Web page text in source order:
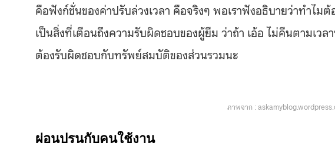
คือฟังก์ชั่นของค่าปรับล่วงเวลา คือจริงๆ พอเราฟังอธิบายว่าทำไม
เป็นสิ่งที่เตือนถึงความรับผิดชอบของผู้ยืม ว่าถ้า เอ้อ ไม่คืนตามเวล
ต้องรับผิดชอบกับทรัพย์สมบัติของส่วนรวมนะ
ภาพจาก :
ผ่อนปรนกับคนใช้งาน